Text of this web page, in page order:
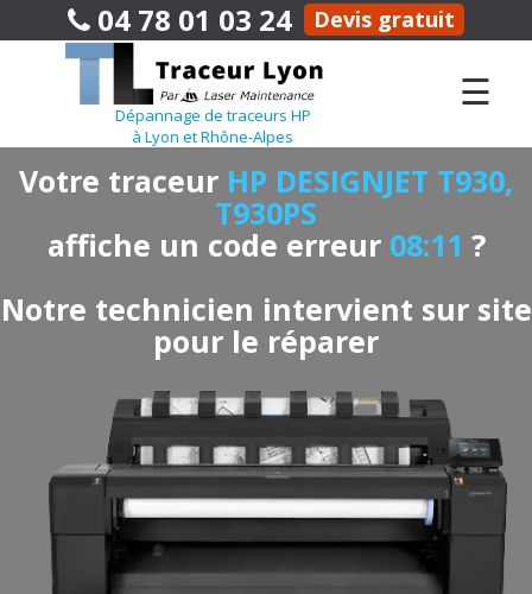
04 78 01 03 24 Devis gratuit
Dépannage de traceurs HP
à Lyon et Rhône-Alpes
☰
Votre traceur HP DESIGNJET T930,
T930PS
affiche un code erreur 08:11 ?
Notre technicien intervient sur site
pour le réparer